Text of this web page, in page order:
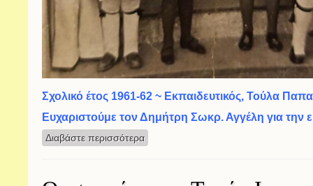
Σχολικό έτος 1961-62 ~ Εκπαιδευτικός, Τούλα
Ευχαριστούμε τον Δημήτρη Σωκρ. Αγγέλη για την
Διαβάστε περισσότερα